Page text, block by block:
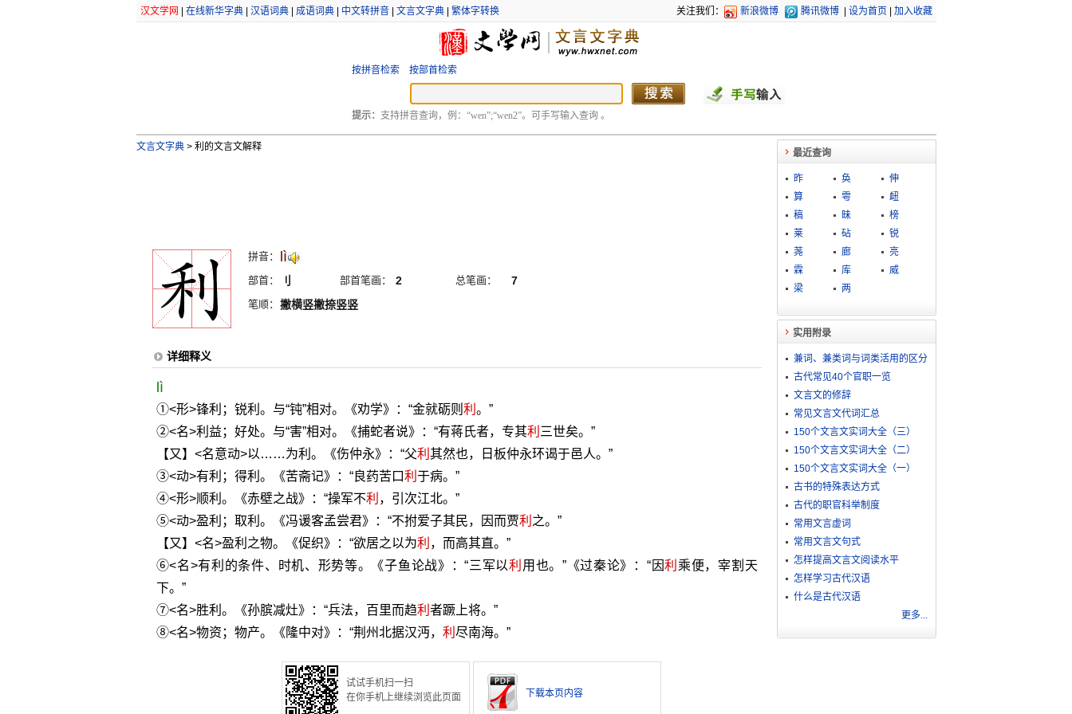
汉文学网 在线新华字典| 汉语词典| 成语词典| 中文转拼音| 文言文字典| 繁体字转换 关注我们： 新浪微博 腾讯微博 设为首页 加入收藏
按拼音检索 按部首检索
提示： 支持拼音查询，例：“wen”;“wen2”。可手写输入查询 。
文言文字典 >利的文言文解释
拼音： lì
部首： 刂 部首笔画： 2 总笔画： 7
笔顺： 撇横竖撇捺竖竖
详细释义
lì
①<形>锋利；锐利。与“钝”相对。《劝学》：“金就砺则 利 。”
②<名>利益；好处。与“害”相对。《捕蛇者说》：“有蒋氏者，专其利 三世矣。”
【又】<名意动>以……为利。《伤仲永》：“父利 其然也，日板仲永环谒于邑人。”
③<动>有利；得利。《苦斋记》：“良药苦口利 于病。”
④<形>顺利。《赤壁之战》：“操军不利 ，引次江北。”
⑤<动>盈利；取利。《冯谖客孟尝君》：“不拊爱子其民，因而贾利 之。”
【又】<名>盈利之物。《促织》：“欲居之以为利 ，而高其直。”
⑥<名>有利的条件、时机、形势等。《子鱼论战》：“三军以利 用也。”《过秦论》：“因利 乘便，宰割天
下。”
⑦<名>胜利。《孙膑减灶》：“兵法，百里而趋利 者蹶上将。”
⑧<名>物资；物产。《隆中对》：“荆州北据汉沔， 利 尽南海。”
试试手机扫一扫
在你手机上继续浏览此页面
下载本页内容
最近查询
昨 奂
伸
算
雩
衄
稿
昧
榜
莱
砧
锐
荛
廊
亮
霖
库
威
梁
两
实用附录
兼词、兼类词与词类活用的区分
古代常见40个官职一览
文言文的修辞
常见文言文代词汇总
150个文言文实词大全（三）
150个文言文实词大全（二）
150个文言文实词大全（一）
古书的特殊表达方式
古代的职官科举制度
常用文言虚词
常用文言文句式
怎样提高文言文阅读水平
怎样学习古代汉语
什么是古代汉语
更多...